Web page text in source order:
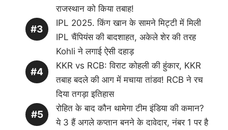
राजस्थान को किया तबाह!
IPL 2025. किंग खान के सामने मिट्टी में मिली
IPL चैंपियंस की बादशाहत, अकेले शेर की तरह
Kohli ने लगाई ऐसी दहाड़
KKR vs RCB: विराट कोहली की हुंकार, KKR
तबाह बदले की आग में मचाया तांडव! RCB ने रच
दिया तगड़ा इतिहास
रोहित के बाद कौन थामेगा टीम इंडिया की कमान?
ये 3 हैं अगले कप्तान बनने के दावेदार, नंबर 1 पर है